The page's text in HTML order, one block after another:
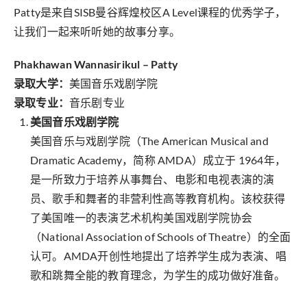
Patty是来自SISB曼谷辉煌校区A Level课程的优秀学子，
让我们一起来听听她的故事分享。
Phakhawan Wannasirikul – Patty
录取大学： 美国音乐戏剧学院
录取专业： 音乐剧专业
美国音乐戏剧学院
美国音乐与戏剧学院（The American Musical and
Dramatic Academy，简称 AMDA）成立于 1964年，
是一所致力于培养从事舞台、电影和电视表演的演
员、歌手和舞者的非营利性高等教育机构。该校获得
了美国唯一的表演艺术机构美国戏剧学院协会
（National Association of Schools of Theatre）的全面
认可。AMDA开创性地提出了培养学生成为表演、唱
歌和跳舞全能的教育理念，为学生的成功做好准备。